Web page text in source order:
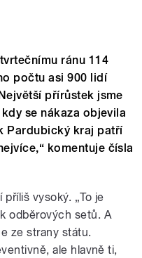
ránu 114
počtu asi 900 lidí
přírůstek jsme
se nákaza objevila
Pardubický kraj patří
komentuje čísla
vysoký. „To je
odběrových setů. A
ze strany státu.
ale hlavně ti,